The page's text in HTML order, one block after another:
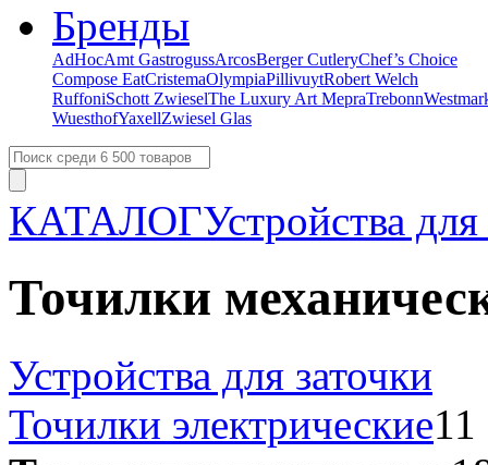
Бренды
AdHocAmt GastrogussArcosBerger CutleryChef’s Choice
Compose EatCristemaOlympiaPillivuytRobert Welch
RuffoniSchott ZwieselThe Luxury Art MepraTrebonn
WuesthofYaxellZwiesel Glas
КАТАЛОГУстройства для
Точилки
Устройства для заточки
Точилки электрические11